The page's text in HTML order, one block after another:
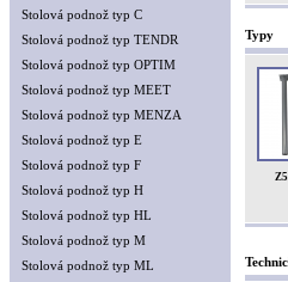
Stolová podnož typ C
Stolová podnož typ TENDR
Stolová podnož typ OPTIM
Stolová podnož typ MEET
Stolová podnož typ MENZA
Stolová podnož typ E
Stolová podnož typ F
Stolová podnož typ H
Stolová podnož typ HL
Stolová podnož typ M
Stolová podnož typ ML
Typy